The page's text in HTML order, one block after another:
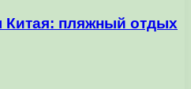
пляжный отдых